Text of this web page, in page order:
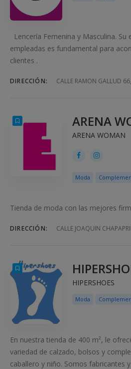
Lencería Femenina y Masculina. Su
empleadas es fundamental para
clientes .
DIRECCIÓN: CALLE RAMON GALLUD 66,
ARENA
ARENA WOMAN
Moda
Tienda de moda con las mejores
DIRECCIÓN: CALLE JOAQUIN
HIPERSHOES
Moda
En nuestra tienda de 400 m², le
variedad de calzado, bolsos y
caballero y niño. Somos fabricantes